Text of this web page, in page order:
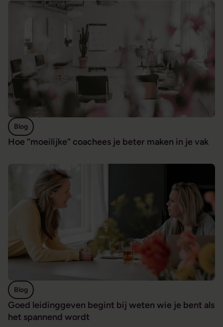
Hoe “moeilijke” coachees je beter maken in je vak
Blog
Hoe “moeilijke” coachees je beter maken in je vak
Goed leidinggeven begint bij weten wie je bent als
het spannend wordt
Blog
Goed leidinggeven begint bij weten wie je bent als het